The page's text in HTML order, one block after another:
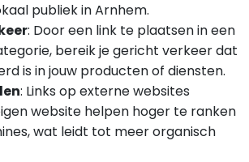
publiek in Arnhem.
: Door een link te plaatsen in een
bereik je gericht verkeer dat
is in jouw producten of diensten.
: Links op externe websites
website helpen hoger te ranken
wat leidt tot meer organisch